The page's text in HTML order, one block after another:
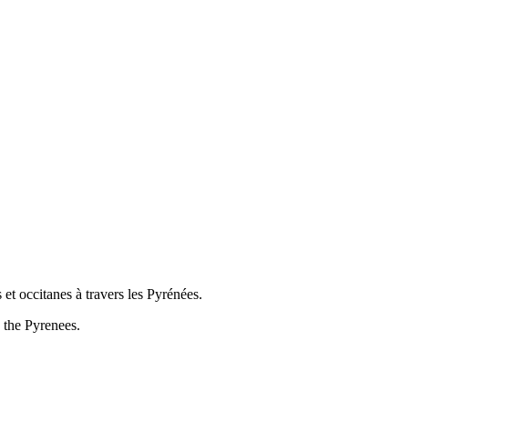
occitanes à travers les Pyrénées.
Pyrenees.